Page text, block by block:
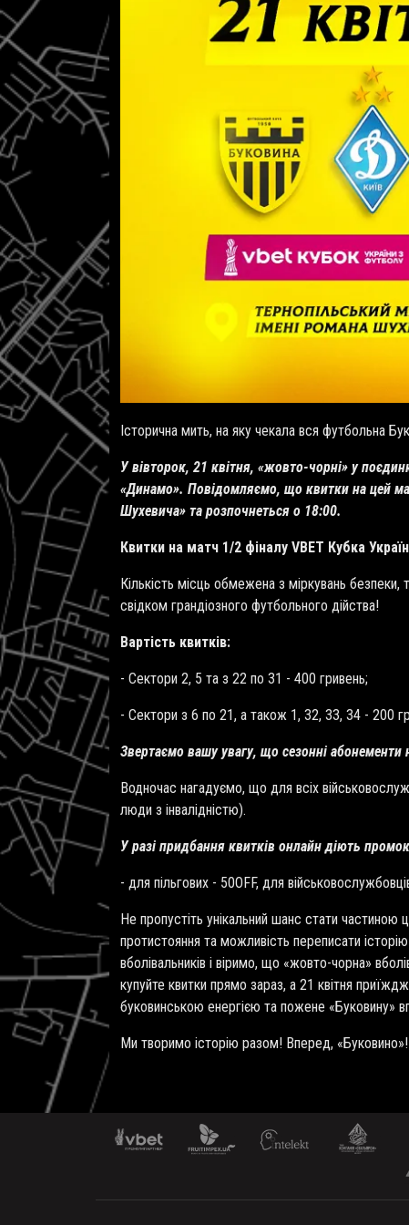
Історична мить, на яку чекала вся футбольна
У вівторок, 21 квітня, «жовто-чорні» у
«Динамо». Повідомляємо, що квитки на цей
Шухевича» та розпочнеться о 18:00.
Квитки на матч 1/2 фіналу VBET Кубка
Кількість місць обмежена з міркувань
свідком грандіозного футбольного дійства!
Вартість квитків:
- Сектори 2, 5 та з 22 по 31 - 400 гривень;
- Сектори з 6 по 21, а також 1, 32, 33, 34 - 200
Звертаємо вашу увагу, що сезонні
Водночас нагадуємо, що для всіх
люди з інвалідністю).
У разі придбання квитків онлайн діють
- для пільгових - 50OFF, для
Не пропустіть унікальний шанс стати
протистояння та можливість переписати
вболівальників і віримо, що «жовто-чорна»
купуйте квитки прямо зараз, а 21 квітня
буковинською енергією та пожене «Буковину»
Ми творимо історію разом! Вперед, «Буковино»!